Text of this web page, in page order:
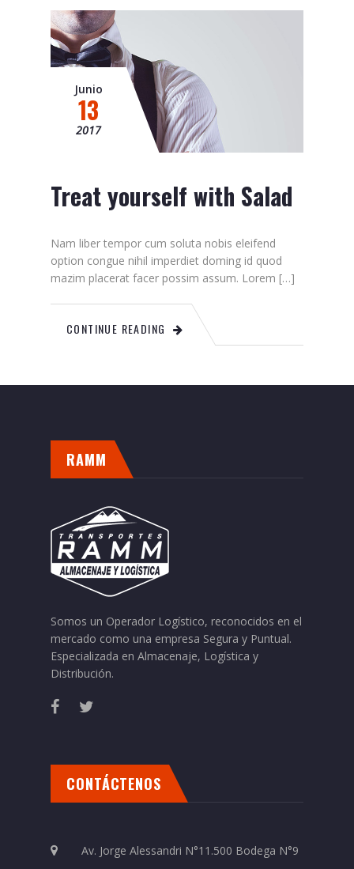
Junio
13
2017
Treat yourself with Salad
Nam liber tempor cum soluta nobis eleifend
option congue nihil imperdiet doming id quod
mazim placerat facer possim assum. Lorem […]
CONTINUE READING
RAMM
Somos un Operador Logístico, reconocidos en el
mercado como una empresa Segura y Puntual.
Especializada en Almacenaje, Logística y
Distribución.
CONTÁCTENOS
Av. Jorge Alessandri N°11.500 Bodega N°9